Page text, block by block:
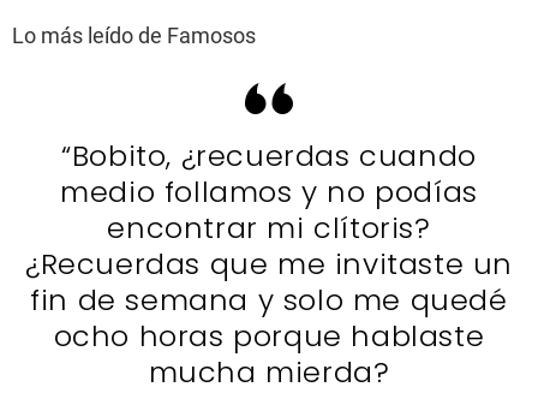
Lo más leído de Famosos
“Bobito, ¿recuerdas cuando
medio follamos y no podías
encontrar mi clítoris?
¿Recuerdas que me invitaste un
fin de semana y solo me quedé
ocho horas porque hablaste
mucha mierda?